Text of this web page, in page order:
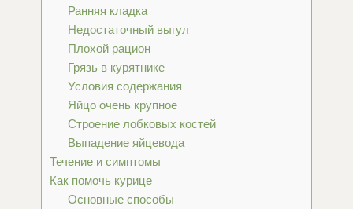
Ранняя кладка
Недостаточный выгул
Плохой рацион
Грязь в курятнике
Условия содержания
Яйцо очень крупное
Строение лобковых костей
Выпадение яйцевода
Течение и симптомы
Как помочь курице
Основные способы